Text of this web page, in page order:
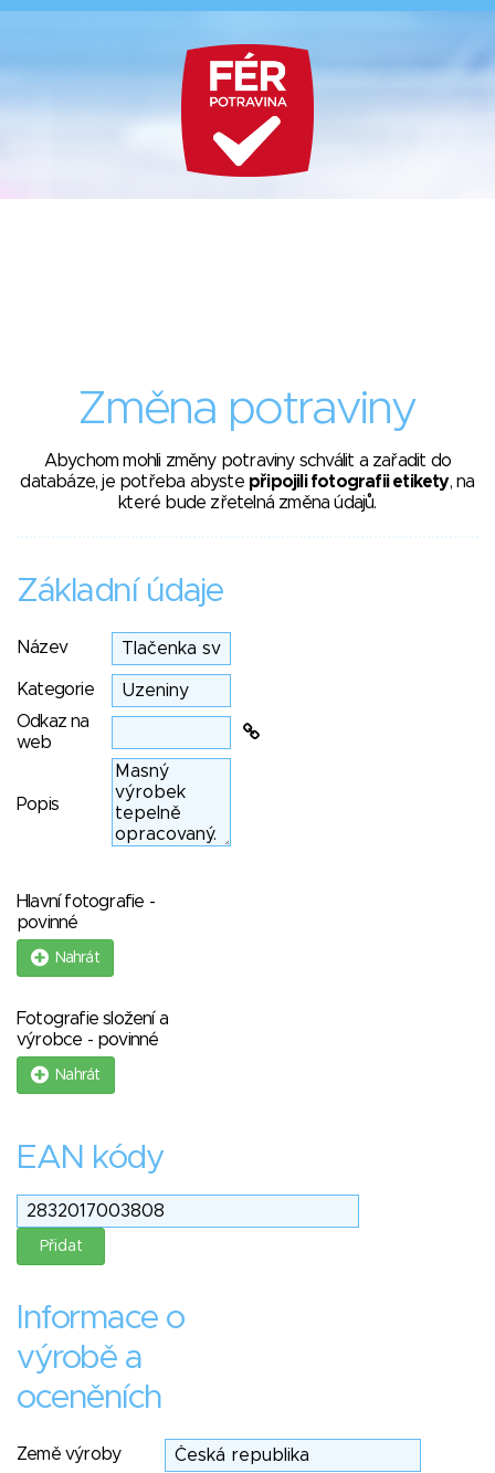
Změna potraviny
Abychom mohli změny potraviny schválit a zařadit do
databáze, je potřeba abyste připojili fotografii etikety, na
které bude zřetelná změna údajů.
Základní údaje
Název
Kategorie
Odkaz na
web
Popis
Hlavní fotografie -
povinné
Nahrát
Fotografie složení a
výrobce - povinné
Nahrát
EAN kódy
Informace o
výrobě a
oceněních
Země výroby